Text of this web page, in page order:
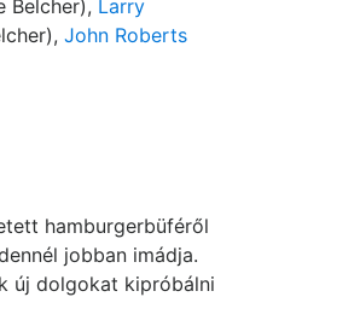
Belcher), Larry
John Roberts
hamburgerbüféről
jobban imádja.
új dolgokat kipróbálni